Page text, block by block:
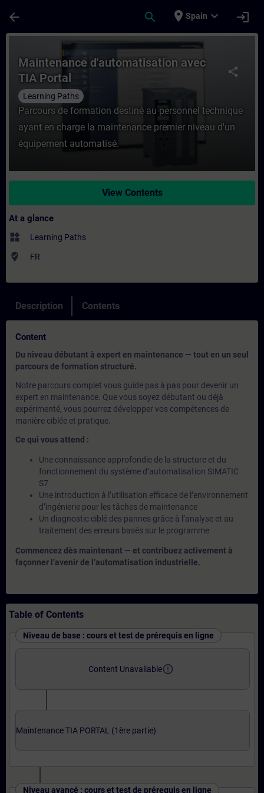
arrow_back search place Spain expand_more login
Course - Maintenance d'automatisation
share
Maintenance d'automatisation avec
TIA Portal
Learning Paths
Parcours de formation destiné au personnel technique
ayant en charge la maintenance premier niveau d'un
équipement automatisé.
View Contents
At a glance
widgets Learning Paths
where_to_vote FR
Description Contents
Content
Du niveau débutant à expert en maintenance — tout en un seul
parcours de formation structuré.
Notre parcours complet vous guide pas à pas pour devenir un
expert en maintenance. Que vous soyez débutant ou déjà
expérimenté, vous pourrez développer vos compétences de
manière ciblée et pratique.
Ce qui vous attend :
Une connaissance approfondie de la structure et du
fonctionnement du système d’automatisation SIMATIC
S7
Une introduction à l’utilisation efficace de l’environnement
d’ingénierie pour les tâches de maintenance
Un diagnostic ciblé des pannes grâce à l’analyse et au
traitement des erreurs basés sur le programme
Commencez dès maintenant — et contribuez activement à
façonner l’avenir de l’automatisation industrielle.
Table of Contents
Niveau de base : cours et test de prérequis en ligne
Content Unavaliableerror_outline
Maintenance TIA PORTAL (1ère partie)
Niveau avancé : cours et test de prérequis en ligne